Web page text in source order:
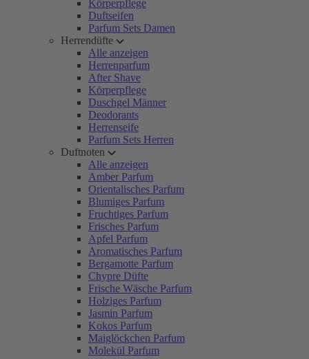
Körperpflege
Duftseifen
Parfum Sets Damen
Herrendüfte
Alle anzeigen
Herrenparfum
After Shave
Körperpflege
Duschgel Männer
Deodorants
Herrenseife
Parfum Sets Herren
Duftnoten
Alle anzeigen
Amber Parfum
Orientalisches Parfum
Blumiges Parfum
Fruchtiges Parfum
Frisches Parfum
Apfel Parfum
Aromatisches Parfum
Bergamotte Parfum
Chypre Düfte
Frische Wäsche Parfum
Holziges Parfum
Jasmin Parfum
Kokos Parfum
Maiglöckchen Parfum
Molekül Parfum